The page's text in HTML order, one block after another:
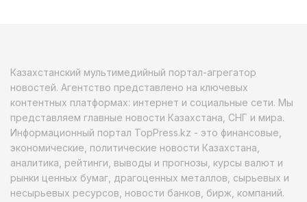
Казахстанский мультимедийный портал-агрегатор
новостей. Агентство представлено на ключевых
контентных платформах: интернет и социальные сети. Мы
представляем главные новости Казахстана, СНГ и мира.
Информационный портал TopPress.kz - это финансовые,
экономические, политические новости Казахстана,
аналитика, рейтинги, выводы и прогнозы, курсы валют и
рынки ценных бумаг, драгоценных металлов, сырьевых и
несырьевых ресурсов, новости банков, бирж, компаний.